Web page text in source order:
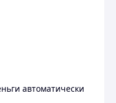
автоматически